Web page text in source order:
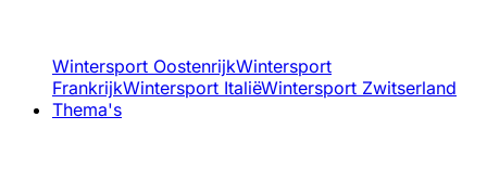
Wintersport OostenrijkWintersport
FrankrijkWintersport ItaliëWintersport Zwitserland
Thema's